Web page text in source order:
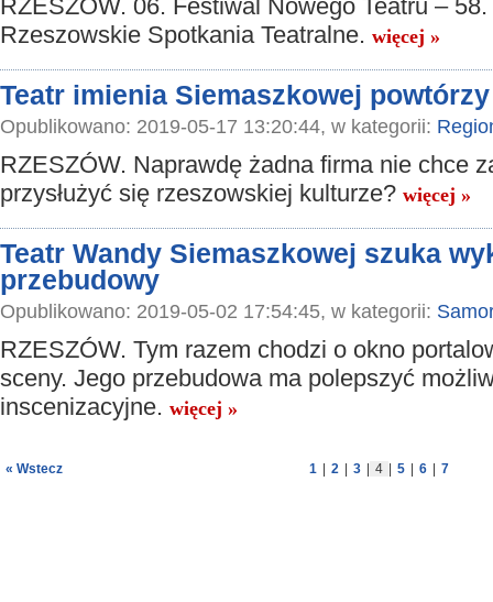
RZESZÓW. 06. Festiwal Nowego Teatru – 58.
Rzeszowskie Spotkania Teatralne. więcej »
Teatr imienia Siemaszkowej
Opublikowano: 2019-05-17 13:20:44, w kategorii:
RZESZÓW. Naprawdę żadna firma nie chce
przysłużyć się rzeszowskiej kulturze? więcej »
Teatr Wandy Siemaszkowej szuka
przebudowy
Opublikowano: 2019-05-02 17:54:45, w kategorii:
RZESZÓW. Tym razem chodzi o okno
sceny. Jego przebudowa ma polepszyć
inscenizacyjne. więcej »
« Wstecz 1 2 3 4 5 6 7